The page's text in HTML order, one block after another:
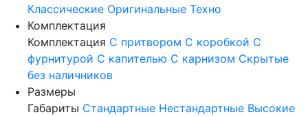
Классические Оригинальные Техно
Комплектация
Комплектация С притвором С коробкой С
фурнитурой С капителью С карнизом Скрытые
без наличников
Размеры
Габариты Стандартные Нестандартные Высокие